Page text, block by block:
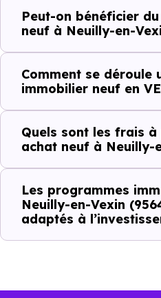
autant d'arguments
dans la commune.
Combien coûte un
Vexin (95640) ?
C'est souvent la première
prix à connaître pour un
Vexin (95640) :
Peut-on bénéficier
neuf à Neuilly-en-
Comment se déroule
immobilier neuf en
Quels sont les frais
achat neuf à Neuilly-
Les programmes
Neuilly-en-Vexin
adaptés à